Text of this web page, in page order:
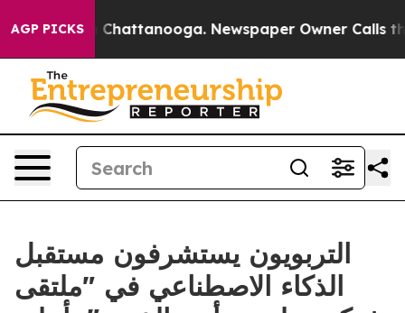
AGP PICKS
in Chattanooga. Newspaper Owner Calls the
التربويون يستشرفون مستقبل
الذكاء الاصطناعي في "ملتقى